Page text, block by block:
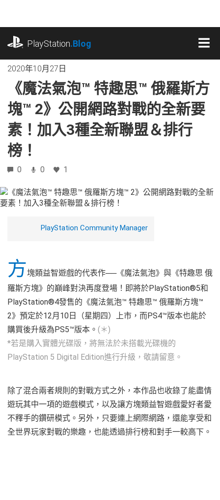
內
PlayStation.Blog
2020年10月27日
《魔法氣泡™ 特趣思™ 俄羅斯方
塊™ 2》公開網路對戰的全新要
素！加入3種全新聯盟＆排行
榜！
0 0 1
PlayStation Community Manager
方塊類益智遊戲的代表作──《魔法氣泡》與《特趣思 俄
羅斯方塊》的巔峰對決再度登場！即將於PlayStation®5和
PlayStation®4發售的《魔法氣泡™ 特趣思™ 俄羅斯方塊™
2》預定於12月10日（星期四）上市，而PS4™版本也能於
購買後升級為PS5™版本。 (＊)
*若是購入實體光碟版，將無法於未搭載光碟機的
PlayStation 5 Digital Edition進行升級，敬請留意。
除了混合兩者規則的對戰方式之外，本作品也收錄了能盡情
遊玩其中一項的遊戲模式，以及讓方塊類益智遊戲愛好者愛
不釋手的鑽研模式。另外，只要連上網際網路，還能享受和
全世界玩家對戰的樂趣，也能透過排行榜和對手一較高下。